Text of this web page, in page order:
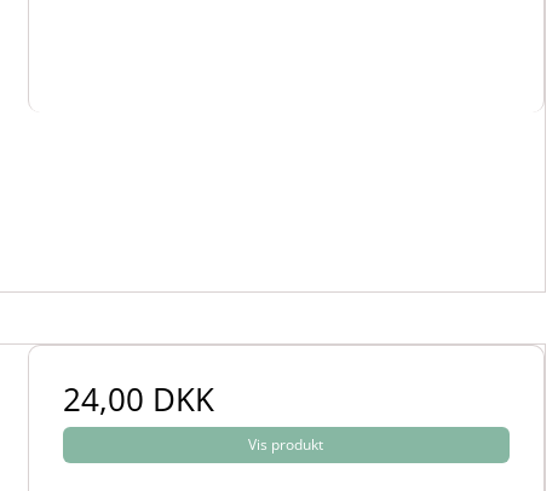
24,00 DKK
Vis produkt